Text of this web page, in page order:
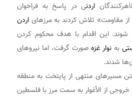
اردنی در پاسخ به فراخوان
مقاومت» تلاش کردند به مرزهایاردن
شوند. این اقدام با هدف محکوم کردن
به نوار غزه صورت گرفت، اما نیروهای
شدند.
مسیرهای منتهی از پایتخت به منطقه
از الأغوار به سمت مرز با فلسطین